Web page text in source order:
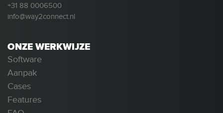
+31 88 0006500
info@way2connect.nl
ONZE WERKWIJZE
Software
Aanpak
Cases
Features